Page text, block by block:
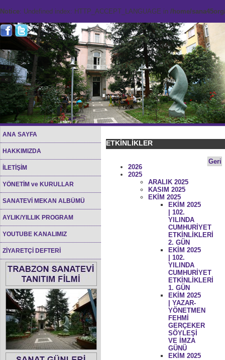
Notice: Undefined index: HTTP_ACCEPT_LANGUAGE in /home/
ANA SAYFA
HAKKIMIZDA
İLETİŞİM
YÖNETİM ve KURULLAR
SANATEVİ MEKAN ALBÜMÜ
AYLIK/YILLIK PROGRAM
YOUTUBE KANALIMIZ
ZİYARETÇİ DEFTERİ
ETKİNLİKLER
Geri
2026
2025
ARALIK 2025
KASIM 2025
EKİM 2025
EKİM 2025
| 102.
YILINDA
CUMHURİYET
ETKİNLİKLERİ
2. GÜN
EKİM 2025
| 102.
YILINDA
CUMHURİYET
ETKİNLİKLERİ
1. GÜN
EKİM 2025
| YAZAR-
YÖNETMEN
FEHMİ
GERÇEKER
SÖYLEŞİ
VE İMZA
GÜNÜ
EKİM 2025